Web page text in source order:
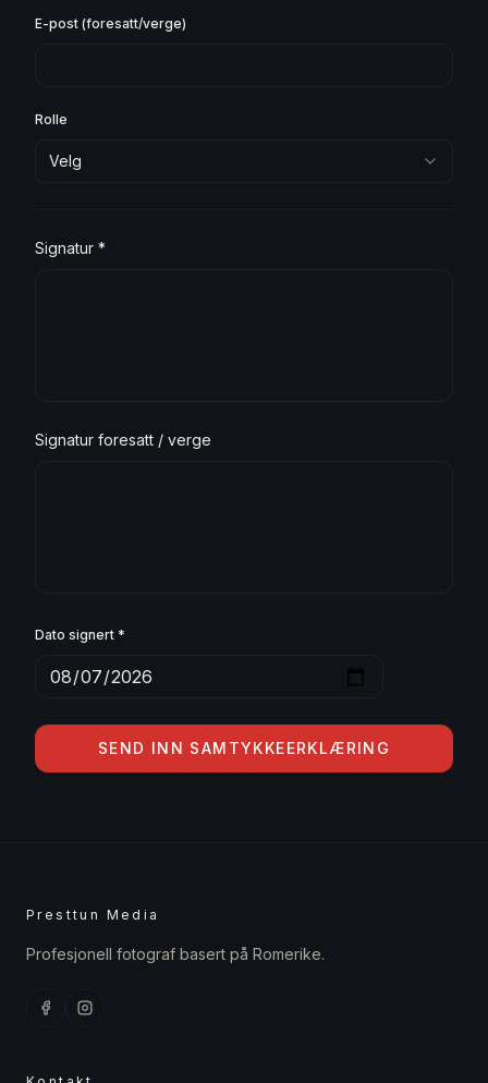
E-post (foresatt/verge)
Rolle
Velg
Signatur *
Signatur foresatt / verge
Dato signert *
SEND INN SAMTYKKEERKLÆRING
Presttun Media
Profesjonell fotograf basert på Romerike.